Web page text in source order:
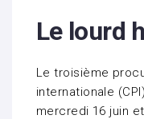
Le lourd
Le troisième
internationale
mercredi 16 juin